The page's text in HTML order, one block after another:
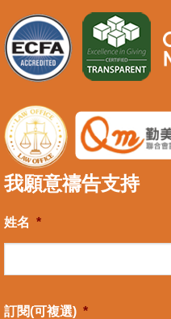
我願意禱告支持
姓名 *
訂閱(可複選) *